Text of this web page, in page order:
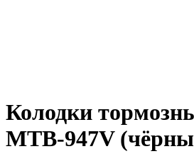
Колодки
MTB-947V